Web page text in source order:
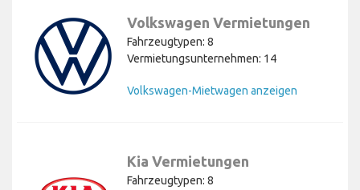
Volkswagen Vermietungen
Fahrzeugtypen: 8
Vermietungsunternehmen: 14
Volkswagen-Mietwagen anzeigen
Kia Vermietungen
Fahrzeugtypen: 8